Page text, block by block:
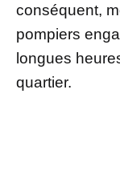
conséquent,
pompiers
longues
quartier.